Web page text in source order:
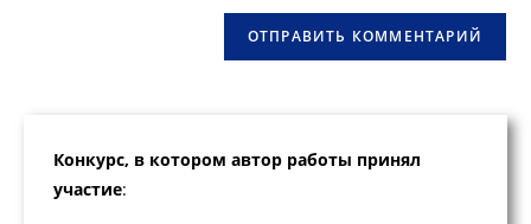
Конкурс, в котором автор работы принял
участие: